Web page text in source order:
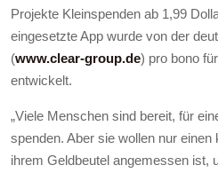
Projekte Kleinspenden ab 1,99
eingesetzte App wurde von der
(www.clear-group.de) pro bono
entwickelt.
„Viele Menschen sind bereit, für
spenden. Aber sie wollen nur einen
ihrem Geldbeutel angemessen ist,